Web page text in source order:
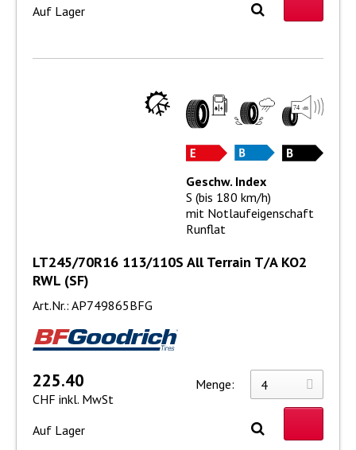
Auf Lager
LT245/70R16 113/110S All Terrain T/A KO2
RWL (SF)
Art.Nr.: AP749865BFG
Geschw. Index
S (bis 180 km/h)
mit Notlaufeigenschaft
Runflat
225.40
CHF inkl. MwSt
Menge:
Auf Lager